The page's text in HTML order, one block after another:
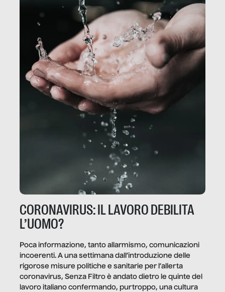
CORONAVIRUS: IL LAVORO DEBILITA
L’UOMO?
Poca informazione, tanto allarmismo, comunicazioni
incoerenti. A una settimana dall’introduzione delle
rigorose misure politiche e sanitarie per l’allerta
coronavirus, Senza Filtro è andato dietro le quinte del
lavoro italiano confermando, purtroppo, una cultura